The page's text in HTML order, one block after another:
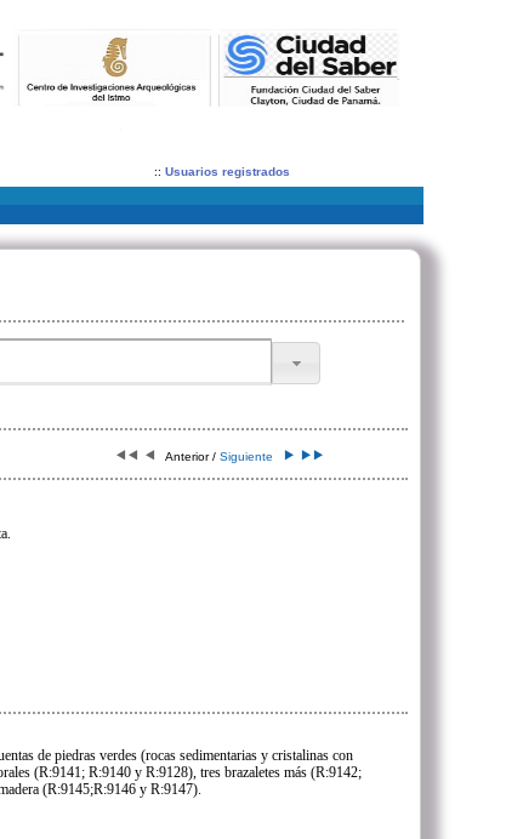
:: Usuarios registrados
Anterior / Siguiente
de piedras verdes (rocas sedimentarias y cristalinas con
(R:9141; R:9140 y R:9128), tres brazaletes más (R:9142;
(R:9145;R:9146 y R:9147).